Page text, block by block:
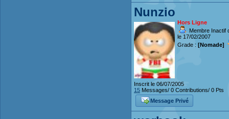
Nunzio
Hors Ligne
Membre Inactif
le 17/02/2007
Grade : [Nomade]
Inscrit le 06/07/2005
15 Messages/ 0 Contributions/ 0 Pts
Message Privé